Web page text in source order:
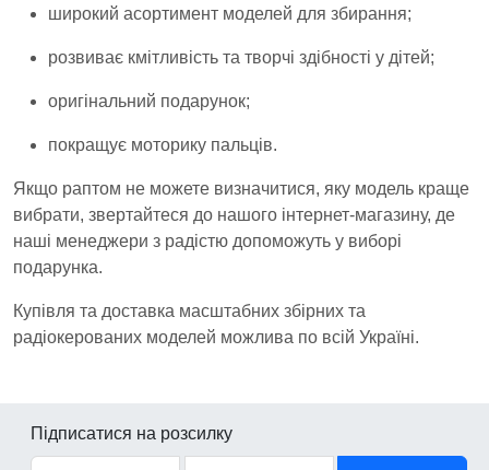
широкий асортимент моделей для збирання;
розвиває кмітливість та творчі здібності у дітей;
оригінальний подарунок;
покращує моторику пальців.
Якщо раптом не можете визначитися, яку модель краще
вибрати, звертайтеся до нашого інтернет-магазину, де
наші менеджери з радістю допоможуть у виборі
подарунка.
Купівля та доставка масштабних збірних та
радіокерованих моделей можлива по всій Україні.
Підписатися на розсилку